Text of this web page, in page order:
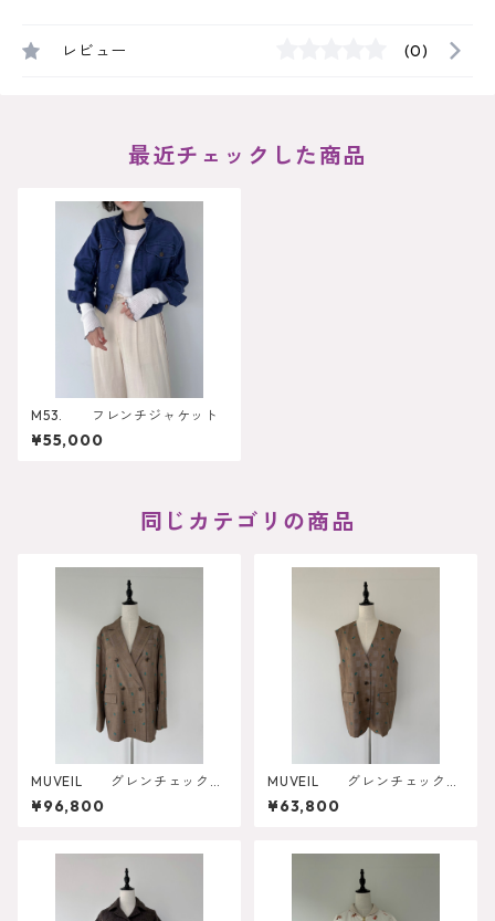
レビュー (0)
最近チェックした商品
M53. フレンチジャケット
¥55,000
同じカテゴリの商品
MUVEIL グレンチェックロ
ーズ刺繍ジャケット MA262F
JK002
¥96,800
MUVEIL グレンチェックロ
ーズベスト MA262FJK005
¥63,800